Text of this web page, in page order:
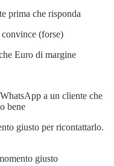
prima che risponda
(forse)
Euro di margine
a un cliente che
bene
giusto per ricontattarlo.
giusto